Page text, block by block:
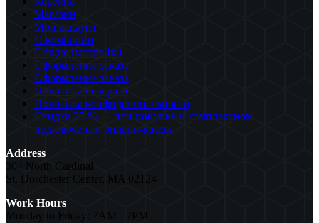
Магазин
Мой аккаунт
О компании
Общие настройки
Оформление заказа
Оформление заказа
Политика возврата
Политика конфиденциальности
Скидка 25 % — при покупке и комплексном
подключении онлайн-кассы
Address
304 North Cardinal
St. Dorchester Center, MA 02124
Work Hours
Monday to Friday: 7AM - 7PM